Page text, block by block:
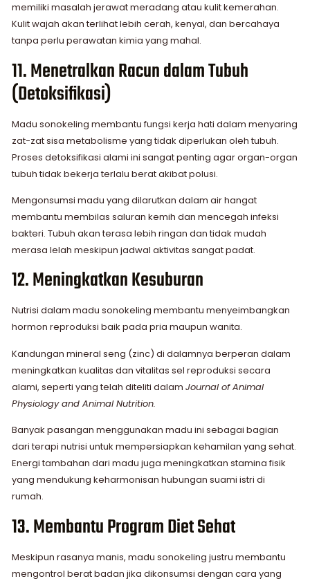
memiliki masalah jerawat meradang atau kulit kemerahan.
Kulit wajah akan terlihat lebih cerah, kenyal, dan bercahaya
tanpa perlu perawatan kimia yang mahal.
11. Menetralkan Racun dalam Tubuh
(Detoksifikasi)
Madu sonokeling membantu fungsi kerja hati dalam menyaring
zat-zat sisa metabolisme yang tidak diperlukan oleh tubuh.
Proses detoksifikasi alami ini sangat penting agar organ-organ
tubuh tidak bekerja terlalu berat akibat polusi.
Mengonsumsi madu yang dilarutkan dalam air hangat
membantu membilas saluran kemih dan mencegah infeksi
bakteri. Tubuh akan terasa lebih ringan dan tidak mudah
merasa lelah meskipun jadwal aktivitas sangat padat.
12. Meningkatkan Kesuburan
Nutrisi dalam madu sonokeling membantu menyeimbangkan
hormon reproduksi baik pada pria maupun wanita.
Kandungan mineral seng (zinc) di dalamnya berperan dalam
meningkatkan kualitas dan vitalitas sel reproduksi secara
alami, seperti yang telah diteliti dalam Journal of Animal
Physiology and Animal Nutrition.
Banyak pasangan menggunakan madu ini sebagai bagian
dari terapi nutrisi untuk mempersiapkan kehamilan yang sehat.
Energi tambahan dari madu juga meningkatkan stamina fisik
yang mendukung keharmonisan hubungan suami istri di
rumah.
13. Membantu Program Diet Sehat
Meskipun rasanya manis, madu sonokeling justru membantu
mengontrol berat badan jika dikonsumsi dengan cara yang